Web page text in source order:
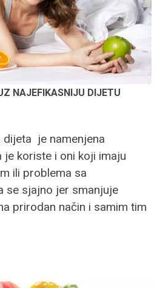
NAJEFIKASNIJU DIJETU
dijeta je namenjena
je koriste i oni koji imaju
ili problema sa
se sjajno jer smanjuje
prirodan način i samim tim